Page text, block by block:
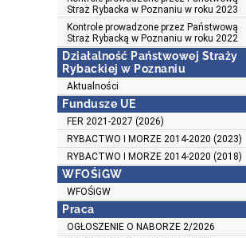
Straż Rybacka w Poznaniu w roku 2023
Kontrole prowadzone przez Państwową
Straż Rybacką w Poznaniu w roku 2022
Działalność Państwowej Straży
Rybackiej w Poznaniu
Aktualności
Fundusze UE
FER 2021-2027 (2026)
RYBACTWO I MORZE 2014-2020 (2023)
RYBACTWO I MORZE 2014-2020 (2018)
WFOŚiGW
WFOŚiGW
Praca
OGŁOSZENIE O NABORZE 2/2026